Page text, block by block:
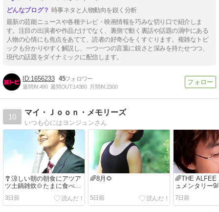
時事ネタと人物動向を鋭く分析
最新の芸能ニュースや各種テレビ・映画情報を巧みな切り口で紹介しま
す。注目の出演者や作品だけでなく、裏側で動く裏話や話題の渦中にある
人物の心情にも焦点をあてて、読者の好奇心をくすぐります。複雑なトピ
ックも分かりやすく解説し、一つ一つの言葉に鋭さと深みを持たせつつ、
現代の話題をダイナミックに配信します。
1656233 45
週間IN:490 週間OUT:14380 月間IN:2300
10
マイ・Ｊｏｏｎ・メモリーズ
いつも心にはヨンジュンさん
🎐涼しい朝の朝食にアツア
ツ土鍋雑炊🍲たまに食べた
いカヌレ・お洒落なお店の
デザートアイス画像・季節
3日前
🌈8月🌻
5日前
🌈THE ALFEE
ュメンタリー
決定！のお知
れこれ🫶美味
7日前